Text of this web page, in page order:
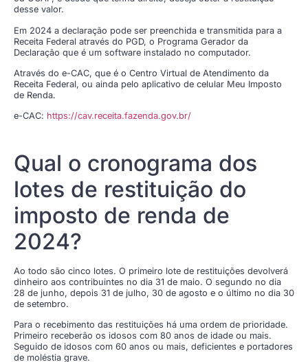
desse valor.
Em 2024 a declaração pode ser preenchida e transmitida para a
Receita Federal através do PGD, o Programa Gerador da
Declaração que é um software instalado no computador.
Através do e-CAC, que é o Centro Virtual de Atendimento da
Receita Federal, ou ainda pelo aplicativo de celular Meu Imposto
de Renda.
e-CAC: https://cav.receita.fazenda.gov.br/
Qual o cronograma dos
lotes de restituição do
imposto de renda de
2024?
Ao todo são cinco lotes. O primeiro lote de restituições devolverá
dinheiro aos contribuintes no dia 31 de maio. O segundo no dia
28 de junho, depois 31 de julho, 30 de agosto e o último no dia 30
de setembro.
Para o recebimento das restituições há uma ordem de prioridade.
Primeiro receberão os idosos com 80 anos de idade ou mais.
Seguido de idosos com 60 anos ou mais, deficientes e portadores
de moléstia grave.